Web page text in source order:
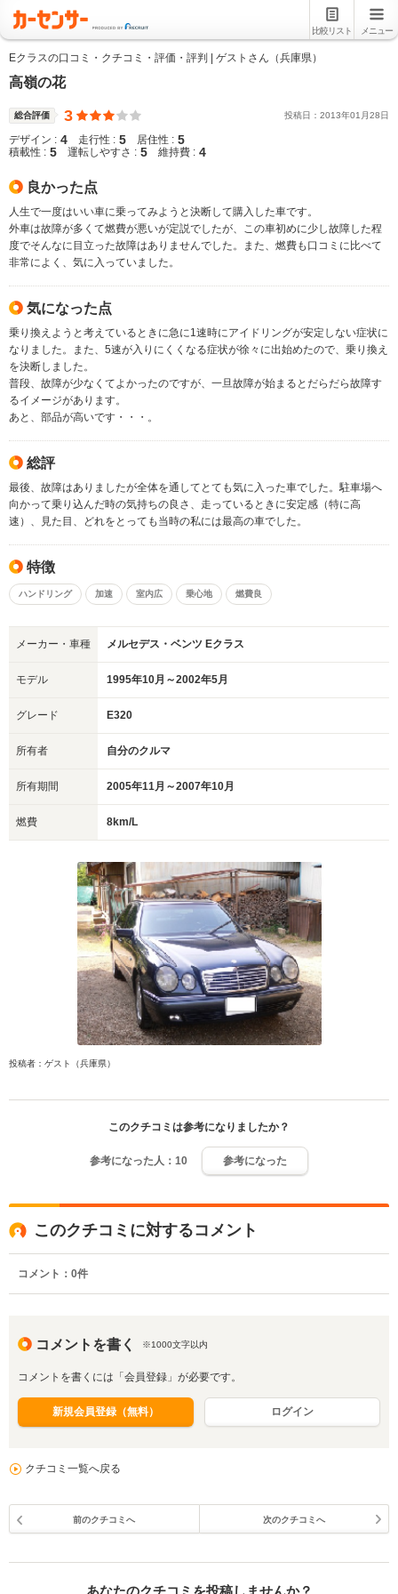
比較リスト メニュー
Eクラスの口コミ・クチコミ・評価・評判 | ゲストさん（兵庫県）
高嶺の花
総合評価 3 投稿日： 2013年01 月28日
デザイン : 4 走行性 : 5 居住性 : 5
積載性 : 5 運転しやすさ : 5 維持費 : 4
良かった点
人生で一度はいい車に乗ってみようと決断して購入した車です。
外車は故障が多くて燃費が悪いが定説でしたが、この車初めに少し故障した程
度でそんなに目立った故障はありませんでした。また、燃費も口コミに比べて
非常によく、気に入っていました。
気になった点
乗り換えようと考えているときに急に1速時にアイドリングが安定しない症状に
なりました。また、5速が入りにくくなる症状が徐々に出始めたので、乗り換え
を決断しました。
普段、故障が少なくてよかったのですが、一旦故障が始まるとだらだら故障す
るイメージがあります。
あと、部品が高いです・・・。
総評
最後、故障はありましたが全体を通してとても気に入った車でした。駐車場へ
向かって乗り込んだ時の気持ちの良さ、走っているときに安定感（特に高
速）、見た目、どれをとっても当時の私には最高の車でした。
特徴
ハンドリング 加速 室内広 乗心地 燃費良
メーカー・車種 メルセデス・ベンツ Eクラス
モデル 1995年10月～2002年5月
グレード E320
所有者 自分のクルマ
所有期間 2005年11月～2007年10月
燃費 8km/L
投稿者：ゲスト（兵庫県）
このクチコミは参考になりましたか？
参考になった人： 10 参考になった
このクチコミに対するコメント
コメント： 0件
コメントを書く ※1000文字以内
コメントを書くには「会員登録」が必要です。
新規会員登録（無料） ログイン
クチコミ一覧へ戻る
前のクチコミへ 次のクチコミへ